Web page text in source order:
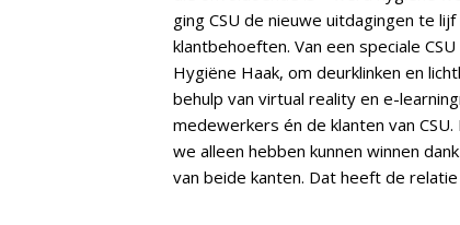
ging CSU de nieuwe uitdagingen te
klantbehoeften. Van een speciale
Hygiëne Haak, om deurklinken en
behulp van virtual reality en e-
medewerkers én de klanten van
we alleen hebben kunnen winnen
van beide kanten. Dat heeft de